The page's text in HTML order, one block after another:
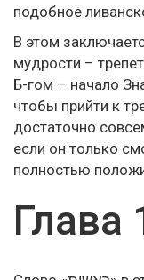
подобное
В этом
мудрости –
Б-гом – начало
чтобы прийти к
достаточно
если он только
полностью
Глава